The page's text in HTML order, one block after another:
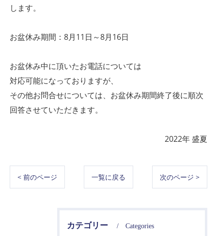
します。
お盆休み期間：8月11日～8月16日
お盆休み中に頂いたお電話については
対応可能になっておりますが、
その他お問合せについては、お盆休み期間終了後に順次
回答させていただきます。
2022年 盛夏
< 前のページ 一覧に戻る 次のページ >
カテゴリー Categories